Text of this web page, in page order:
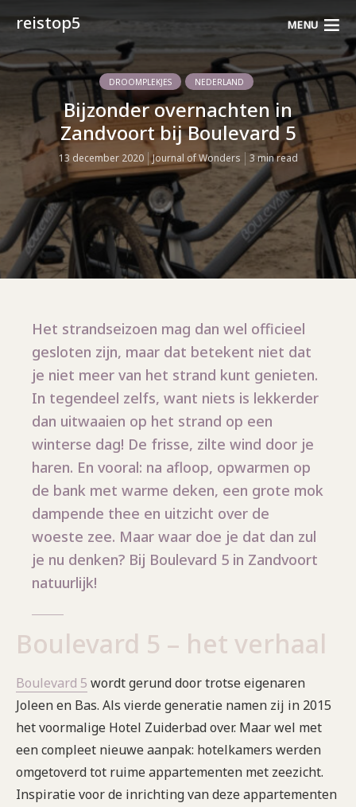
reistop5 MENU
DROOMPLEKJES NEDERLAND
Bijzonder overnachten in
Zandvoort bij Boulevard 5
13 december 2020 Journal of Wonders 3 min read
Het strandseizoen mag dan wel officieel
gesloten zijn, maar dat betekent niet dat
je niet meer van het strand kunt genieten.
In tegendeel zelfs, want niets is lekkerder
dan uitwaaien op het strand op een
winterse dag! De frisse, zilte wind door je
haren. En vooral: na afloop, opwarmen op
de bank met warme deken, een grote mok
dampende thee en uitzicht over de
woeste zee. Maar waar doe je dat dan zul
je nu denken? Bij Boulevard 5 in Zandvoort
natuurlijk!
Boulevard 5 – het verhaal
Boulevard 5 wordt gerund door trotse eigenaren
Joleen en Bas. Als vierde generatie namen zij in 2015
het voormalige Hotel Zuiderbad over. Maar wel met
een compleet nieuwe aanpak: hotelkamers werden
omgetoverd tot ruime appartementen met zeezicht.
Inspiratie voor de inrichting van deze appartementen